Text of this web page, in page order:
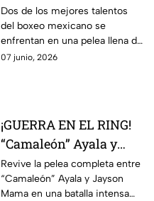
Camacho en una
intensa batalla de Box
Azteca
Dos de los mejores talentos
del boxeo mexicano se
enfrentan en una pelea llena de
acción, potencia y grandes
Box Azteca.
07 junio, 2026
¡GUERRA EN EL RING!
“Camaleón” Ayala y
Jayson Mama se
dieron con todo
Revive la pelea completa entre
“Camaleón” Ayala y Jayson
Mama en una batalla intensa